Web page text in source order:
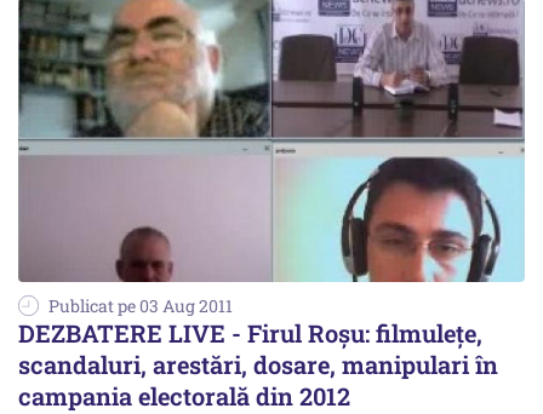
Publicat pe 03 Aug 2011
DEZBATERE LIVE - Firul Roşu: filmuleţe,
scandaluri, arestări, dosare, manipulari în
campania electorală din 2012